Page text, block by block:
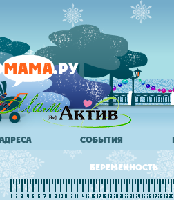
АДРЕСА СОБЫТИЯ
БЕРЕМЕННОСТЬ